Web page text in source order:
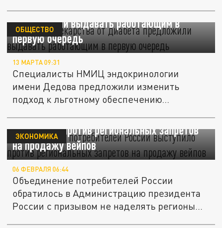
Льготные лекарства от диабета
предложили выдавать работающим в
первую очередь
ОБЩЕСТВО
13 МАРТА 09:31
Специалисты НМИЦ эндокринологии
имени Дедова предложили изменить
подход к льготному обеспечению
Объединение потребителей России
выступило против региональных запретов
на продажу вейпов
ЭКОНОМИКА
06 ФЕВРАЛЯ 06:44
Объединение потребителей России
обратилось в Администрацию президента
России с призывом не наделять регионы...